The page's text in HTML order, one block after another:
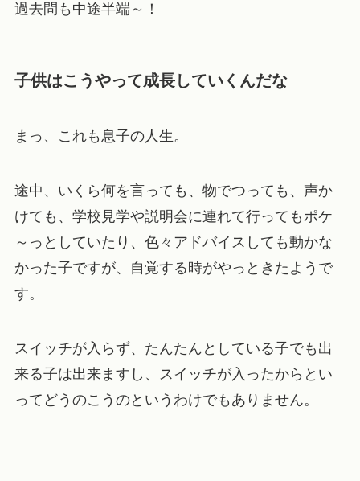
過去問も中途半端～！
子供はこうやって成長していくんだな
まっ、これも息子の人生。
途中、いくら何を言っても、物でつっても、声か
けても、学校見学や説明会に連れて行ってもポケ
～っとしていたり、色々アドバイスしても動かな
かった子ですが、自覚する時がやっときたようで
す。
スイッチが入らず、たんたんとしている子でも出
来る子は出来ますし、スイッチが入ったからとい
ってどうのこうのというわけでもありません。